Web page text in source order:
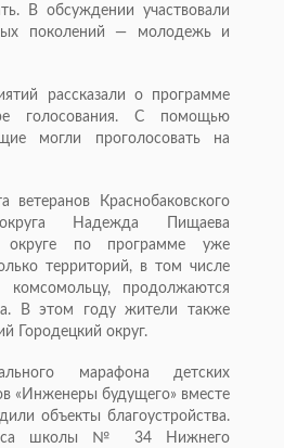
В обсуждении участвовали
поколений — молодежь и
рассказали о программе
голосования. С помощью
могли проголосовать на
ветеранов Краснобаковского
округа Надежда Пищаева
по программе уже
территорий, в том числе
комсомольцу, продолжаются
В этом году жители также
Городецкий округ.
марафона детских
«Инженеры будущего» вместе
объекты благоустройства.
школы № 34 Нижнего